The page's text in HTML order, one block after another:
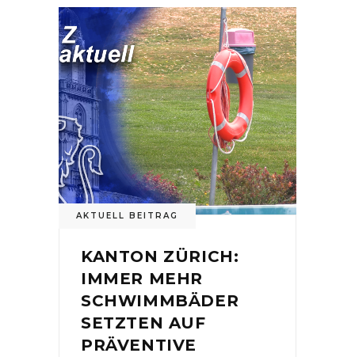
AKTUELL BEITRAG
KANTON ZÜRICH:
IMMER MEHR
SCHWIMMBÄDER
SETZTEN AUF
PRÄVENTIVE